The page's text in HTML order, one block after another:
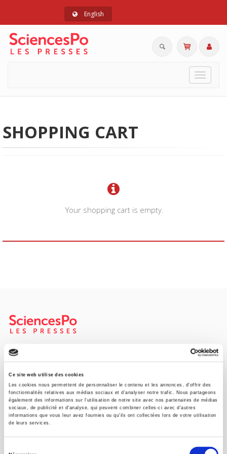
Ce site web utilise des cookies
Les cookies nous permettent de personnaliser le contenu et les annonces, d'offrir des
fonctionnalités relatives aux médias sociaux et d'analyser notre trafic. Nous partageons
également des informations sur l'utilisation de notre site avec nos partenaires de médias
sociaux, de publicité et d'analyse, qui peuvent combiner celles-ci avec d'autres
informations que vous leur avez fournies ou qu'ils ont collectées lors de votre utilisation
de leurs services.
English
Toggle
SHOPPING CART
Your shopping cart is empty.
SCIENCES PO UNIVERSITY PRESS has a threefold role: to publish
original research, to edit reference works for student use, and to
help public and political debate.
CONTACTS
FOREIGN RIGHTS
FOR BOOKSHOPS